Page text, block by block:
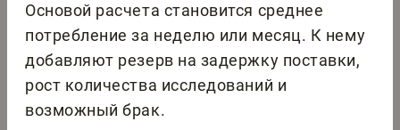
Основой расчета становится среднее
потребление за неделю или месяц. К нему
добавляют резерв на задержку поставки,
рост количества исследований и
возможный брак.